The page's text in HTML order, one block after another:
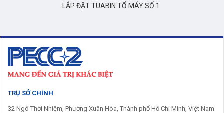
LẮP ĐẶT TUABIN TỔ MÁY SỐ 1
TRỤ SỞ CHÍNH
32 Ngô Thời Nhiệm, Phường Xuân Hòa, Thành phố Hồ Chí Minh, Việt Nam